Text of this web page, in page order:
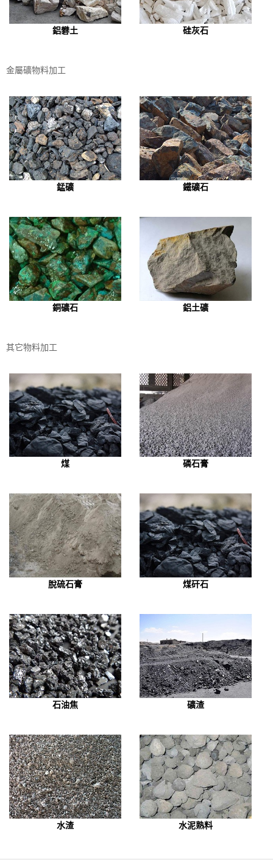
鋁礬土 硅灰石
金屬礦物料加工
錳礦 鐵礦石
銅礦石 鋁土礦
其它物料加工
煤 磷石膏
脫硫石膏 煤矸石
石油焦 礦渣
水渣 水泥熟料